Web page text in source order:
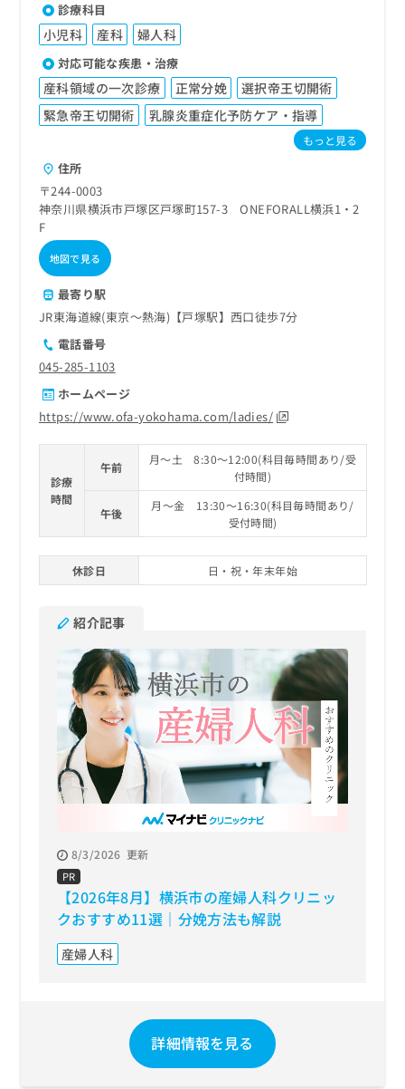
診療科目
小児科 産科 婦人科
対応可能な疾患・治療
産科領域の一次診療 正常分娩
選択帝王切開術
緊急帝王切開術
乳腺炎重症化予防ケア・指導
もっと見る
住所
〒244-0003
神奈川県横浜市戸塚区戸塚町157-3 ONEFORALL横浜1・2
F
地図で見る
最寄り駅
JR東海道線(東京～熱海)【戸塚駅】西口徒歩7分
電話番号
045-285-1103
ホームページ
https://www.ofa-yokohama.com/ladies/
診療
時間
午前
月～土 8:30～12:00(科目毎時間あり/受
付時間)
午後
月～金 13:30～16:30(科目毎時間あり/
受付時間)
休診日 日・祝・年末年始
紹介記事
8/3/2026 更新
PR
【2026年8月】横浜市の産婦人科クリニッ
クおすすめ11選｜分娩方法も解説
産婦人科
詳細情報を見る